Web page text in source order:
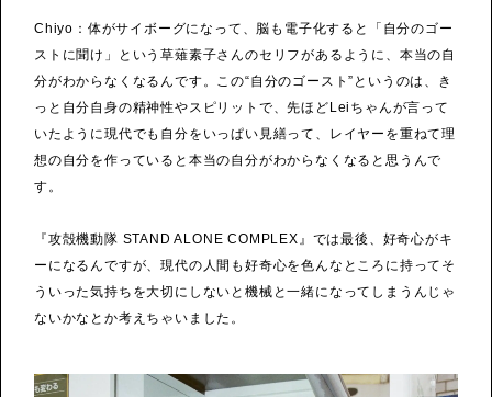
Chiyo：体がサイボーグになって、脳も電子化すると「自分のゴー
ストに聞け」という草薙素子さんのセリフがあるように、本当の自
分がわからなくなるんです。この“自分のゴースト”というのは、き
っと自分自身の精神性やスピリットで、先ほどLeiちゃんが言って
いたように現代でも自分をいっぱい見繕って、レイヤーを重ねて理
想の自分を作っていると本当の自分がわからなくなると思うんで
す。
『攻殻機動隊 STAND ALONE COMPLEX』では最後、好奇心がキ
ーになるんですが、現代の人間も好奇心を色んなところに持ってそ
ういった気持ちを大切にしないと機械と一緒になってしまうんじゃ
ないかなとか考えちゃいました。